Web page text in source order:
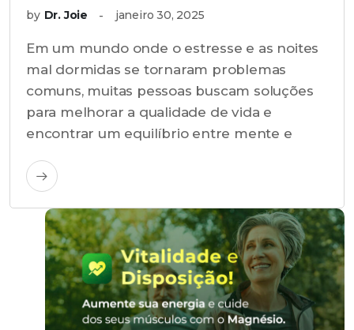
by Dr. Joie janeiro 30, 2025
Em um mundo onde o estresse e as noites
mal dormidas se tornaram problemas
comuns, muitas pessoas buscam soluções
para melhorar a qualidade de vida e
encontrar um equilíbrio entre mente e